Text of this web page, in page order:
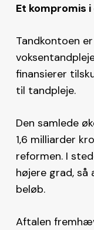
Et kompromis
Tandkontoen
finansierer
til tandpleje.
Den samlede
1,6 milliarder
reformen. I
højere grad, så
beløb.
Aftalen